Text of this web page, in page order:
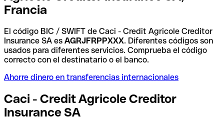
Francia
El código BIC / SWIFT de Caci - Credit Agricole Creditor
Insurance SA es AGRJFRPPXXX. Diferentes códigos son
usados para diferentes servicios. Comprueba el código
correcto con el destinatario o el banco.
Ahorre dinero en transferencias internacionales
Caci - Credit Agricole Creditor
Insurance SA